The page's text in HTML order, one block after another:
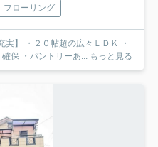
フローリング
実】 ・２０帖超の広々ＬＤＫ ・
保 ・パントリーあ... もっと見る